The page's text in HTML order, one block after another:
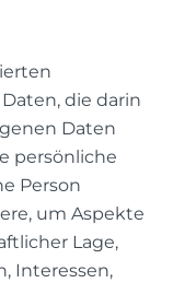
die darin
Daten
persönliche
Person
um Aspekte
Lage,
Interessen,